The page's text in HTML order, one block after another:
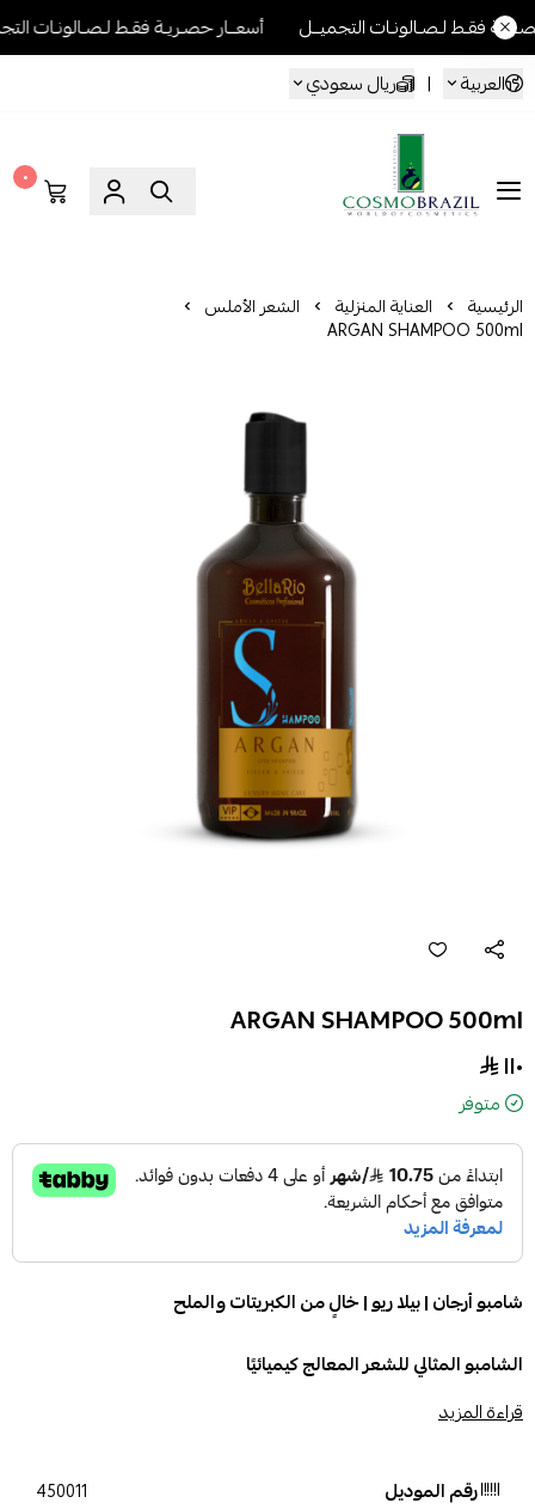
التجميــل أسعــار حصـريـة فقـط لـصـالونـات التجميــل
العربية
| ريال سعودي
Cosmo Brazil
٠
الرئيسية العناية المنزلية الشعر الأملس
ARGAN SHAMPOO 500ml
ARGAN SHAMPOO 500ml
١١٠
متوفر
شامبو أرجان | بيلا ريو | خالٍ من الكبريتات والملح
الشامبو المثالي للشعر المعالج كيميائيًا
الوصف:
الماسك.
قراءة المزيد
رقم الموديل 450011